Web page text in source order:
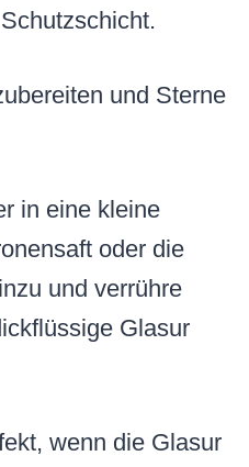
und Sterne
in eine kleine
oder die
und verrühre
Glasur
wenn die Glasur